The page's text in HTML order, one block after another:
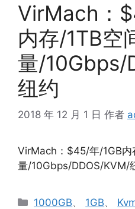
VirMach：
内存/1TB空
量/10Gbps/
纽约
2018 年 12 月 1 日 作者
VirMach：$45/年/1GB内
量/10Gbps/DDOS/KVM/
分
1000GB、 1GB、